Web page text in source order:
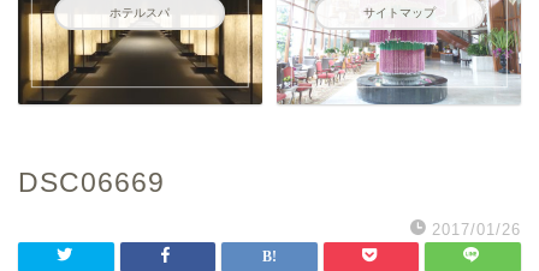
ホテルスパ サイトマップ
DSC06669
2017/01/26